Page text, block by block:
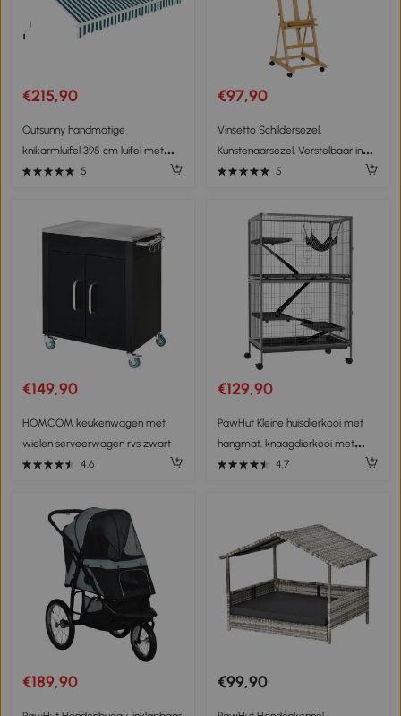
€215,90
Outsunny handmatige
knikarmluifel 395 cm luifel met
handslinger balkonluifel zonwering
5
€97,90
Vinsetto Schildersezel,
Kunstenaarsezel, Verstelbaar in
hoogte, 4 wielen, Natuur + Zwart
5
€149,90
HOMCOM keukenwagen met
wielen serveerwagen rvs zwart
4.6
€129,90
PawHut Kleine huisdierkooi met
hangmat, knaagdierkooi met
wielen, 4-verdiepingen kooi,
4.7
€189,90 €99,90